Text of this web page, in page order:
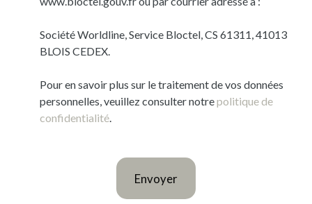
Société Worldline, Service Bloctel, CS 61311, 41013
BLOIS CEDEX.
Pour en savoir plus sur le traitement de vos données
personnelles, veuillez consulter notrepolitique de
confidentialité.
Envoyer